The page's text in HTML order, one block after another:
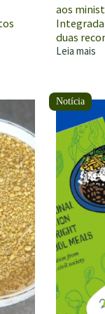
aos
Integrada
duas
Leia mais
FIAN
debates
sobre
segurança
alimentar
e
nutricional
de
povos
indígenas
na
3ª
Reunião
do
Consea